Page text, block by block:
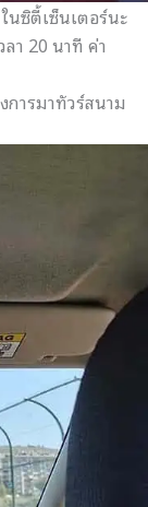
นซิตี้เซ็นเตอร์นะ
า 20 นาที ค่า
ารมาทัวร์สนาม